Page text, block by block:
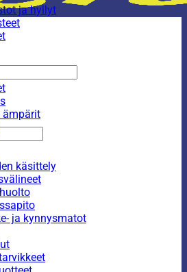
ja hyllyt
ämpärit
käsittely
ja kynnysmatot